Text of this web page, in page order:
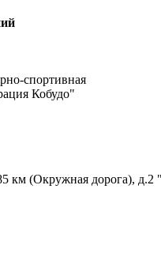
спортивная
Кобудо"
км (Окружная дорога),